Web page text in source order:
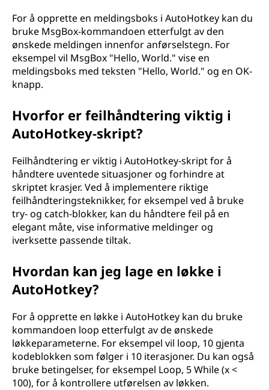
For å opprette en meldingsboks i AutoHotkey kan du
bruke MsgBox-kommandoen etterfulgt av den
ønskede meldingen innenfor anførselstegn. For
eksempel vil MsgBox "Hello, World." vise en
meldingsboks med teksten "Hello, World." og en OK-
knapp.
Hvorfor er feilhåndtering viktig i
AutoHotkey-skript?
Feilhåndtering er viktig i AutoHotkey-skript for å
håndtere uventede situasjoner og forhindre at
skriptet krasjer. Ved å implementere riktige
feilhåndteringsteknikker, for eksempel ved å bruke
try- og catch-blokker, kan du håndtere feil på en
elegant måte, vise informative meldinger og
iverksette passende tiltak.
Hvordan kan jeg lage en løkke i
AutoHotkey?
For å opprette en løkke i AutoHotkey kan du bruke
kommandoen loop etterfulgt av de ønskede
løkkeparameterne. For eksempel vil loop, 10 gjenta
kodeblokken som følger i 10 iterasjoner. Du kan også
bruke betingelser, for eksempel Loop, 5 While (x <
100), for å kontrollere utførelsen av løkken.